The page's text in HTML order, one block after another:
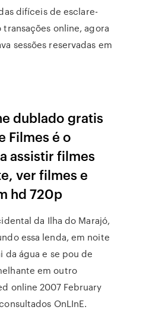
difíceis de esclare-
online, agora
sessões reservadas em
dublado gratis
Filmes é o
assistir filmes
ver filmes e
hd 720p
da Ilha do Marajó,
essa lenda, em noite
da água e se pou de
em outro
online 2007 February
OnLInE.